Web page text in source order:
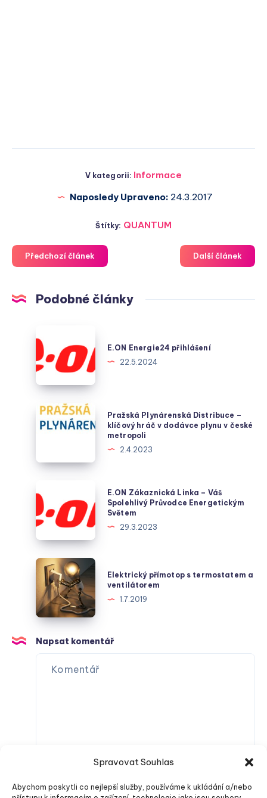
Spravovat Souhlas
Abychom poskytli co nejlepší služby, používáme k ukládání a/nebo
V kategorii: Informace
Naposledy Upraveno: 24.3.2017
Štítky: QUANTUM
Předchozí článek Další článek
Podobné články
Energie24
přihlášení
E.ON Energie24 přihlášení
22.5.2024
Pražská
Plynárenská
klíčový
dodávce
plynu
v
české
metropoli
Pražská Plynárenská Distribuce –
klíčový hráč v dodávce plynu v české
metropoli
2.4.2023
Zákaznická
Linka
Váš
Spolehlivý
Průvodce
Energetickým
Světem
E.ON Zákaznická Linka – Váš
Spolehlivý Průvodce Energetickým
Světem
29.3.2023
Elektrický
přímotop
termostatem
ventilátorem
Elektrický přímotop s termostatem a
ventilátorem
1.7.2019
Napsat komentář